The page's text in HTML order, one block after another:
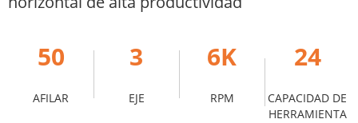
50
AFILAR
3
EJE
6K
RPM
24
CAPACIDAD DE
HERRAMIENTA